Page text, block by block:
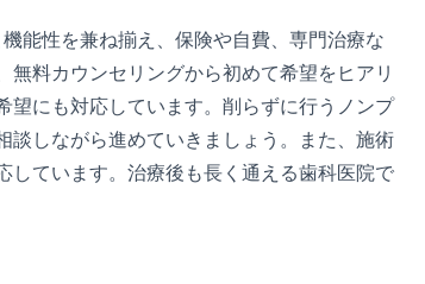
能性を兼ね揃え、保険や自費、専門治療な
料カウンセリングから初めて希望をヒアリ
望にも対応しています。削らずに行うノンプ
談しながら進めていきましょう。また、施術
しています。治療後も長く通える歯科医院で